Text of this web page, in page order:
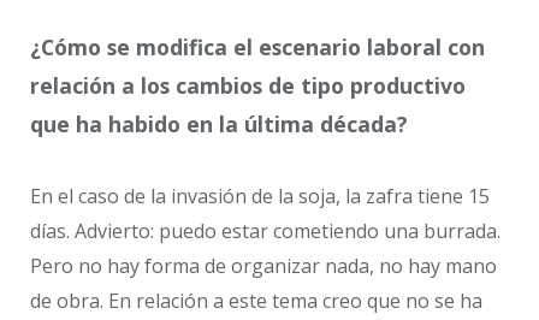
¿Cómo se modifica el escenario laboral con
relación a los cambios de tipo productivo
que ha habido en la última década?
En el caso de la invasión de la soja, la zafra tiene 15
días. Advierto: puedo estar cometiendo una burrada.
Pero no hay forma de organizar nada, no hay mano
de obra. En relación a este tema creo que no se ha